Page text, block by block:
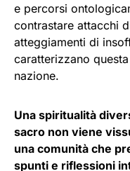
e percorsi
contrastare attacchi
atteggiamenti di
caratterizzano
nazione.
Una spiritualità
sacro non viene
una comunità che
spunti e riflessioni